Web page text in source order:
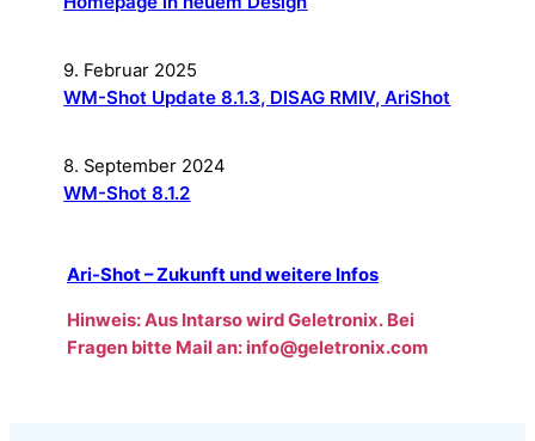
9. Februar 2025
WM-Shot Update 8.1.3, DISAG RMIV, AriShot
8. September 2024
WM-Shot 8.1.2
Ari-Shot – Zukunft und weitere Infos
Hinweis: Aus Intarso wird Geletronix. Bei
Fragen bitte Mailan: info@geletronix.com